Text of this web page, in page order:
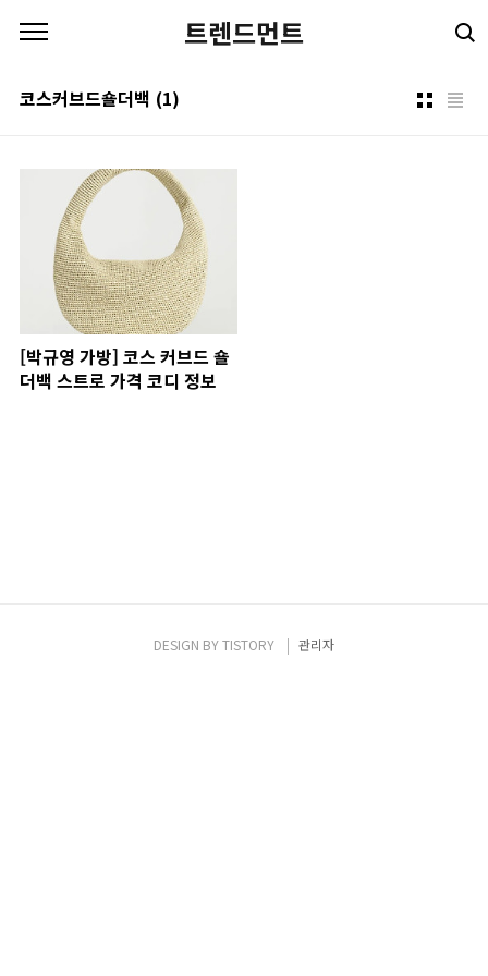
트렌드먼트
코스커브드숄더백 (1)
[박규영 가방] 코스 커브드 숄
더백 스트로 가격 코디 정보
DESIGN BYTISTORY 관리자